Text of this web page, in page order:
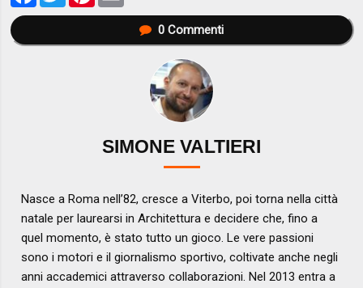
0Commenti
SIMONE VALTIERI
Nasce a Roma nell’82, cresce a Viterbo, poi torna nella città
natale per laurearsi in Architettura e decidere che, fino a
quel momento, è stato tutto un gioco. Le vere passioni
sono i motori e il giornalismo sportivo, coltivate anche negli
anni accademici attraverso collaborazioni. Nel 2013 entra a